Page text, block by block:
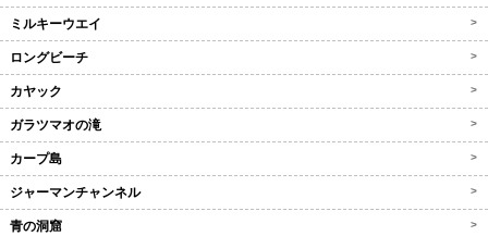
ミルキーウエイ >
ロングビーチ >
カヤック >
ガラツマオの滝 >
カープ島 >
ジャーマンチャンネル >
青の洞窟 >